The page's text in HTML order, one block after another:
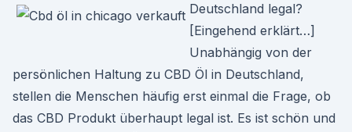
Deutschland legal?
[Eingehend erklärt…]
Unabhängig von der
persönlichen Haltung zu CBD Öl in Deutschland,
stellen die Menschen häufig erst einmal die Frage, ob
das CBD Produkt überhaupt legal ist. Es ist schön und